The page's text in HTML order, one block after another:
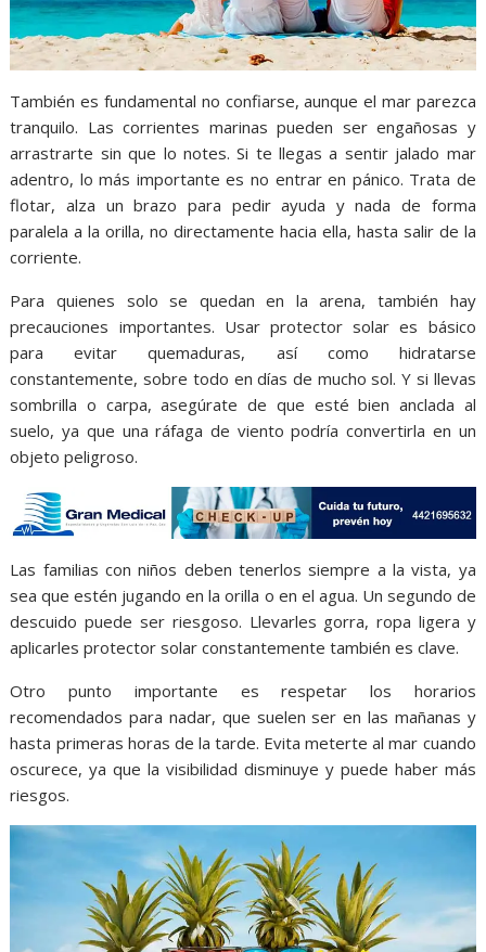
También es fundamental no confiarse, aunque el mar parezca
tranquilo. Las corrientes marinas pueden ser engañosas y
arrastrarte sin que lo notes. Si te llegas a sentir jalado mar
adentro, lo más importante es no entrar en pánico. Trata de
flotar, alza un brazo para pedir ayuda y nada de forma
paralela a la orilla, no directamente hacia ella, hasta salir de la
corriente.
Para quienes solo se quedan en la arena, también hay
precauciones importantes. Usar protector solar es básico
para evitar quemaduras, así como hidratarse
constantemente, sobre todo en días de mucho sol. Y si llevas
sombrilla o carpa, asegúrate de que esté bien anclada al
suelo, ya que una ráfaga de viento podría convertirla en un
objeto peligroso.
Las familias con niños deben tenerlos siempre a la vista, ya
sea que estén jugando en la orilla o en el agua. Un segundo de
descuido puede ser riesgoso. Llevarles gorra, ropa ligera y
aplicarles protector solar constantemente también es clave.
Otro punto importante es respetar los horarios
recomendados para nadar, que suelen ser en las mañanas y
hasta primeras horas de la tarde. Evita meterte al mar cuando
oscurece, ya que la visibilidad disminuye y puede haber más
riesgos.